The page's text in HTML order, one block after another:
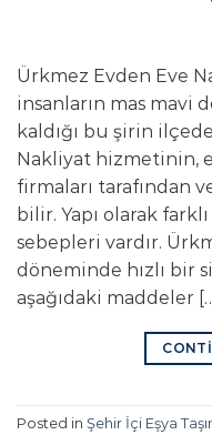
Ürkmez Evden Eve
insanların mas mavi
kaldığı bu şirin
Nakliyat hizmetinin,
firmaları tarafından
bilir. Yapı olarak
sebepleri vardır.
döneminde hızlı bir
aşağıdaki maddeler
Posted in Şehir İçi Eşya